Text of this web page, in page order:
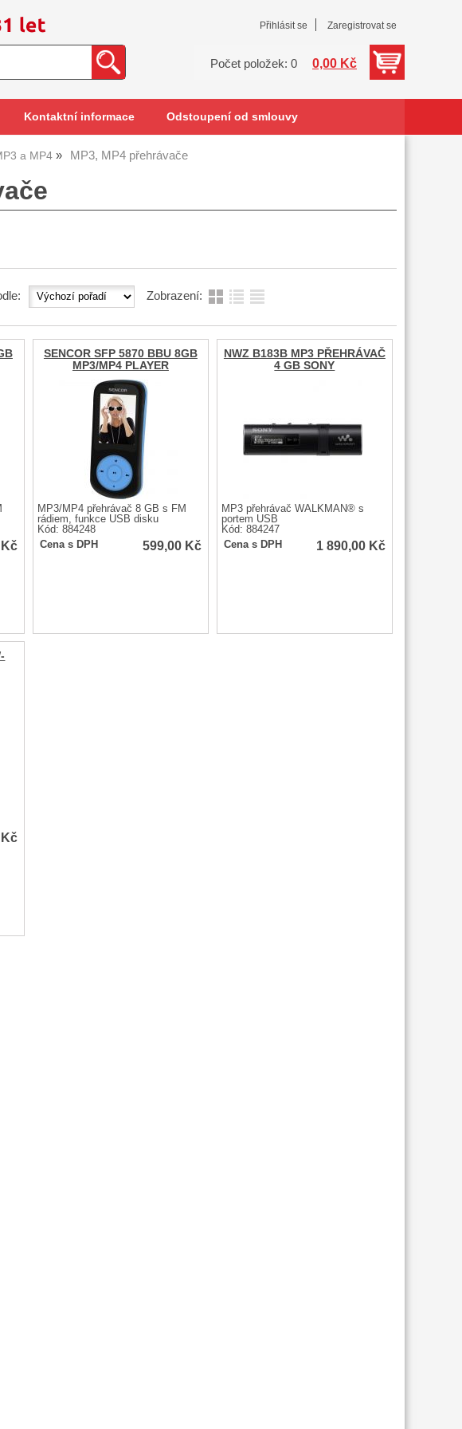
Přihlásit se Zaregistrovat se
Počet položek: 0 0,00 Kč
Kontaktní informace Odstoupení od smlouvy
a MP4 MP3, MP4 přehrávače
Zobrazení:
Kč
SENCOR SFP 5870 BBU 8GB
MP3/MP4 PLAYER
MP3/MP4 přehrávač 8 GB s FM
rádiem, funkce USB disku
Kód: 884248
Cena s DPH
599,00 Kč
NWZ B183B MP3 PŘEHRÁVAČ
4 GB SONY
MP3 přehrávač WALKMAN® s
portem USB
Kód: 884247
Cena s DPH
1 890,00 Kč
Kč